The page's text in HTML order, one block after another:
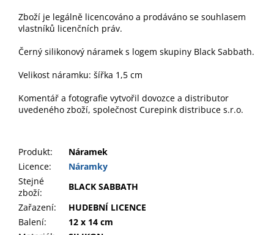
Zboží je legálně licencováno a prodáváno se souhlasem
vlastníků licenčních práv.
Černý silikonový náramek s logem skupiny Black Sabbath.
Velikost náramku: šířka 1,5 cm
Komentář a fotografie vytvořil dovozce a distributor
uvedeného zboží, společnost Curepink distribuce s.r.o.
Produkt:
Náramek
Licence:
Náramky
Stejné
zboží:
BLACK SABBATH
Zařazení:
HUDEBNÍ LICENCE
Balení:
12 x 14 cm